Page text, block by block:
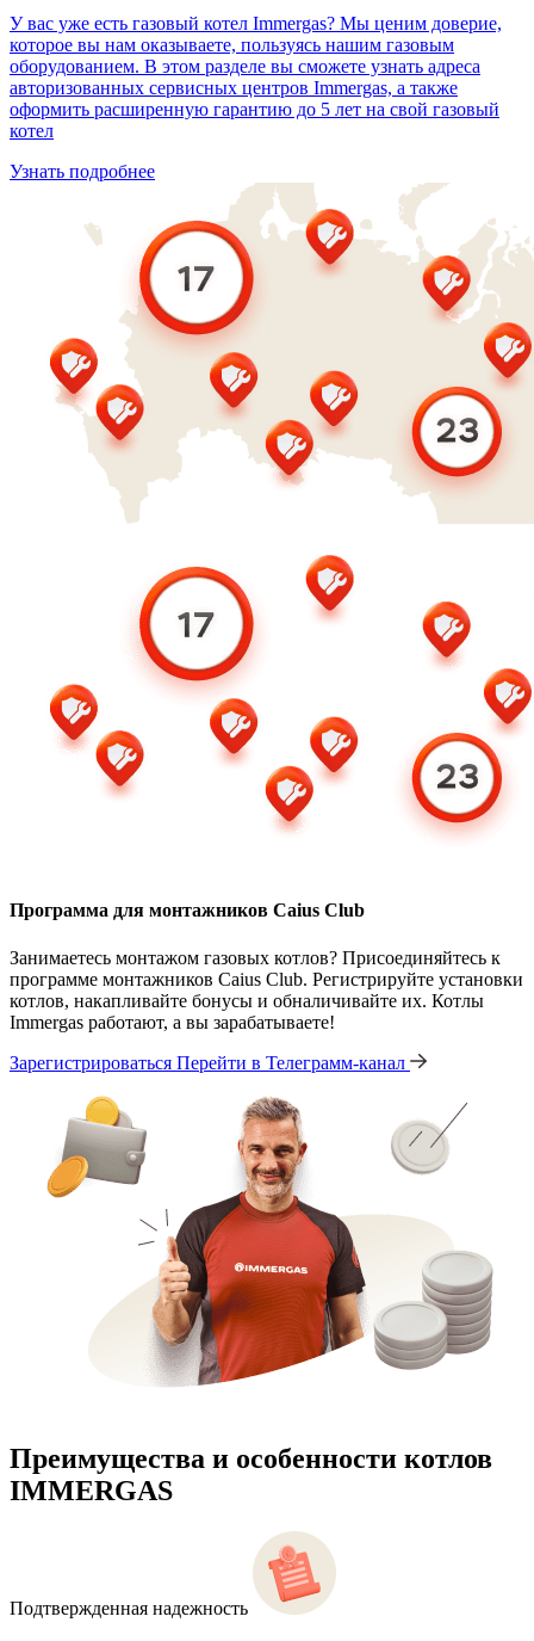
У вас уже есть газовый котел Immergas? Мы ценим доверие,
которое вы нам оказываете, пользуясь нашим газовым
оборудованием. В этом разделе вы сможете узнать адреса
авторизованных сервисных центров Immergas, а также
оформить расширенную гарантию до 5 лет на свой газовый
котел
Узнать подробнее
Программа для монтажников Caius Club
Занимаетесь монтажом газовых котлов? Присоединяйтесь к
программе монтажников Caius Club. Регистрируйте установки
котлов, накапливайте бонусы и обналичивайте их. Котлы
Immergas работают, а вы зарабатываете!
Зарегистрироваться Перейти в Телеграмм-канал
Преимущества и особенности котлов
IMMERGAS
Подтвержденная надежность